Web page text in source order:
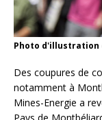
Photo d'illustration
Des coupures de
notamment à
Mines-Energie a